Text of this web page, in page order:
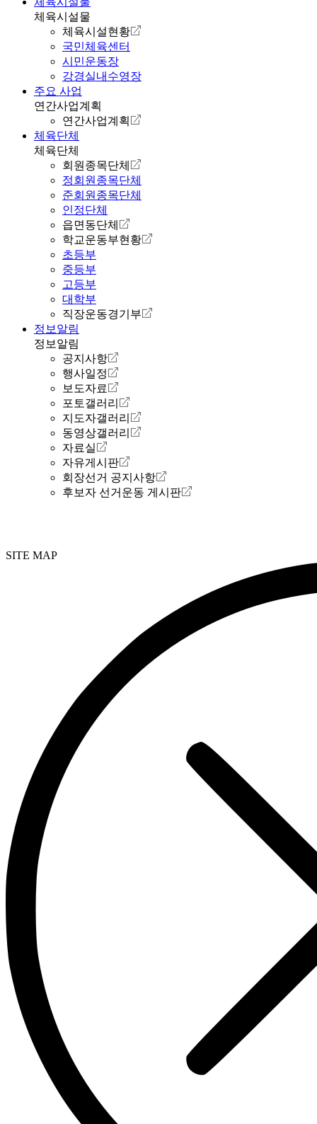
체육시설물
체육시설현황
국민체육센터
시민운동장
강경실내수영장
주요 사업
연간사업계획
연간사업계획
체육단체
체육단체
회원종목단체
정회원종목단체
준회원종목단체
인정단체
읍면동단체
학교운동부현황
초등부
중등부
고등부
대학부
직장운동경기부
정보알림
정보알림
공지사항
행사일정
보도자료
포토갤러리
지도자갤러리
동영상갤러리
자료실
자유게시판
회장선거 공지사항
후보자 선거운동 게시판
SITE MAP